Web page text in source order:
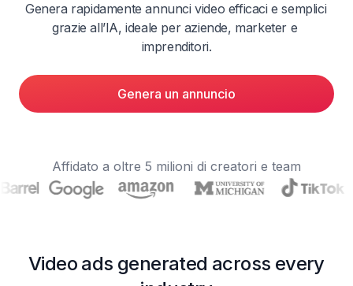
Genera rapidamente annunci video efficaci e semplici
grazie all’IA, ideale per aziende, marketer e
imprenditori.
Genera un annuncio
Affidato a oltre 5 milioni di creatori e team
Video ads generated across every